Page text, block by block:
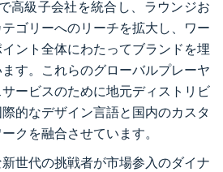
高級子会社を統合し、ラウンジお
ゴリーへのリーチを拡大し、ワー
ント全体にわたってブランドを埋
す。これらのグローバルプレーヤ
ービスのために地元ディストリビ
的なデザイン言語と国内のカスタ
クを融合させています。
世代の挑戦者が市場参入のダイナ